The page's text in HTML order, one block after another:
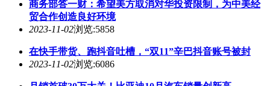
2023-11-02浏览:6086
月销首破30万大关！比亚迪10月汽车销量创新高
浏览:5273
年内5次服务宕机，星展银行被暂停非必要业务6个月